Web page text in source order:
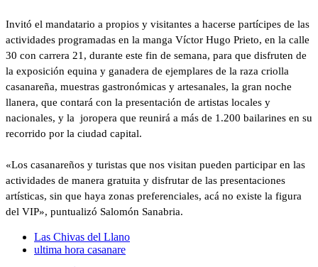
Invitó el mandatario a propios y visitantes a hacerse partícipes de las
actividades programadas en la manga Víctor Hugo Prieto, en la calle
30 con carrera 21, durante este fin de semana, para que disfruten de
la exposición equina y ganadera de ejemplares de la raza criolla
casanareña, muestras gastronómicas y artesanales, la gran noche
llanera, que contará con la presentación de artistas locales y
nacionales, y la joropera que reunirá a más de 1.200 bailarines en su
recorrido por la ciudad capital.
«Los casanareños y turistas que nos visitan pueden participar en las
actividades de manera gratuita y disfrutar de las presentaciones
artísticas, sin que haya zonas preferenciales, acá no existe la figura
del VIP», puntualizó Salomón Sanabria.
Las Chivas del Llano
ultima hora casanare